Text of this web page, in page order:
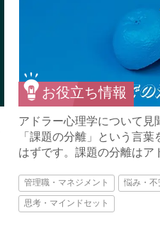
お役立ち情報
アドラー心理学について見
「課題の分離」という言
はずです。課題の分離はア
管理職・マネジメント 悩み・不
思考・マインドセット